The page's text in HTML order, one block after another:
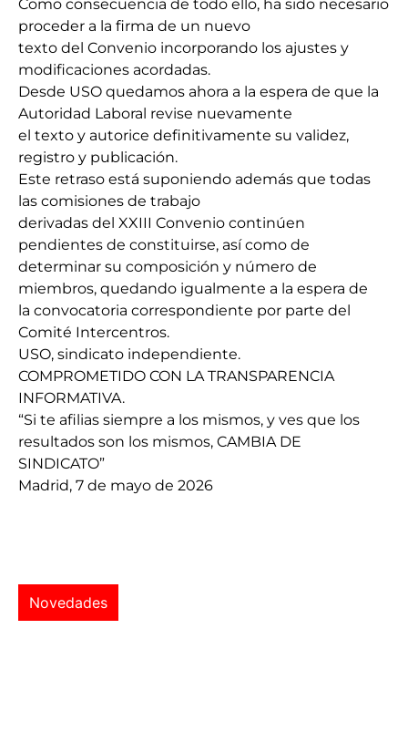
Como consecuencia de todo ello, ha sido necesario
proceder a la firma de un nuevo
texto del Convenio incorporando los ajustes y
modificaciones acordadas.
Desde USO quedamos ahora a la espera de que la
Autoridad Laboral revise nuevamente
el texto y autorice definitivamente su validez,
registro y publicación.
Este retraso está suponiendo además que todas
las comisiones de trabajo
derivadas del XXIII Convenio continúen
pendientes de constituirse, así como de
determinar su composición y número de
miembros, quedando igualmente a la espera de
la convocatoria correspondiente por parte del
Comité Intercentros.
USO, sindicato independiente.
COMPROMETIDO CON LA TRANSPARENCIA
INFORMATIVA.
“Si te afilias siempre a los mismos, y ves que los
resultados son los mismos, CAMBIA DE
SINDICATO”
Madrid, 7 de mayo de 2026
Novedades